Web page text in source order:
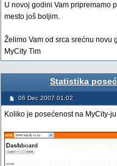
U novoj godini Vam pripremamo
mesto još boljim.
Želimo Vam od srca srećnu novu
MyCity Tim
Statistika
06 Dec 2007 01:02
Koliko je posećenost na MyCity-